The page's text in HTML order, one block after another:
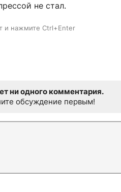
не стал.
и нажмите Ctrl+Enter
ни одного комментария.
обсуждение первым!